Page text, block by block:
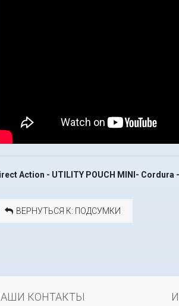
Action - UTILITY POUCH MINI-
ВЕРНУТЬСЯ К: ПОДСУМКИ
КОНТАКТЫ